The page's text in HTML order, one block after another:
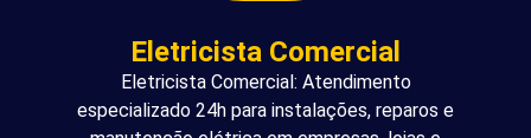
Eletricista Comercial
Eletricista Comercial: Atendimento
especializado 24h para instalações, reparos e